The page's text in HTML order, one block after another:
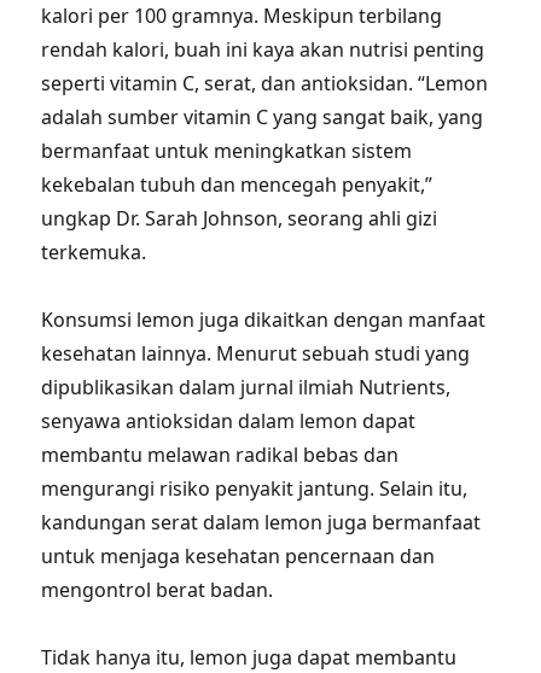
kalori per 100 gramnya. Meskipun terbilang
rendah kalori, buah ini kaya akan nutrisi penting
seperti vitamin C, serat, dan antioksidan. “Lemon
adalah sumber vitamin C yang sangat baik, yang
bermanfaat untuk meningkatkan sistem
kekebalan tubuh dan mencegah penyakit,”
ungkap Dr. Sarah Johnson, seorang ahli gizi
terkemuka.
Konsumsi lemon juga dikaitkan dengan manfaat
kesehatan lainnya. Menurut sebuah studi yang
dipublikasikan dalam jurnal ilmiah Nutrients,
senyawa antioksidan dalam lemon dapat
membantu melawan radikal bebas dan
mengurangi risiko penyakit jantung. Selain itu,
kandungan serat dalam lemon juga bermanfaat
untuk menjaga kesehatan pencernaan dan
mengontrol berat badan.
Tidak hanya itu, lemon juga dapat membantu